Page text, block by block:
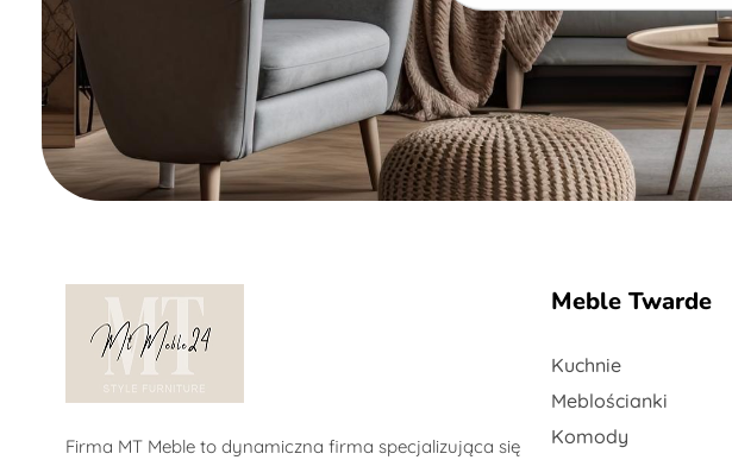
Alternative:
Firma MT Meble to dynamiczna firma specjalizująca się
Meble Twarde
Kuchnie
Meblościanki
Komody